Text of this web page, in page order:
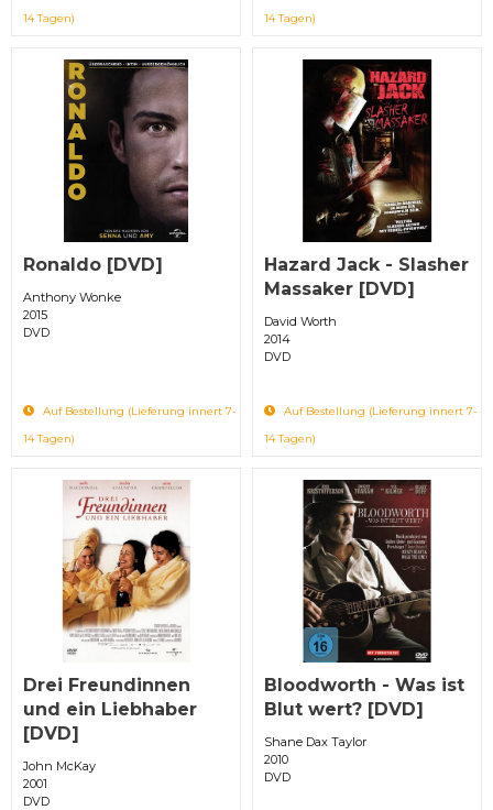
14 Tagen)
14 Tagen)
Ronaldo [DVD]
Anthony Wonke
2015
DVD
Auf Bestellung (Lieferung innert 7-
14 Tagen)
Hazard Jack - Slasher
Massaker [DVD]
David Worth
2014
DVD
Auf Bestellung (Lieferung innert 7-
14 Tagen)
Drei Freundinnen
und ein Liebhaber
[DVD]
John McKay
2001
DVD
Bloodworth - Was ist
Blut wert? [DVD]
Shane Dax Taylor
2010
DVD